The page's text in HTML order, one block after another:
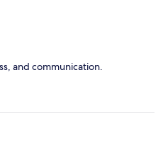
and communication.